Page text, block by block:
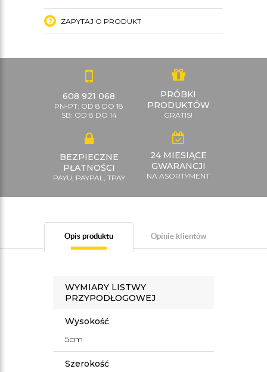
ZAPYTAJ O PRODUKT
608 921 068
PN-PT: OD 8 DO 18
SB: OD 8 DO 14
PRÓBKI
PRODUKTÓW
GRATIS!
BEZPIECZNE
PŁATNOŚCI
PAYU, PAYPAL, TPAY
24 MIESIĄCE
GWARANCJI
NA ASORTYMENT
Opis produktu Opinie klientów
WYMIARY LISTWY
PRZYPODŁOGOWEJ
Wysokość
5cm
Szerokość